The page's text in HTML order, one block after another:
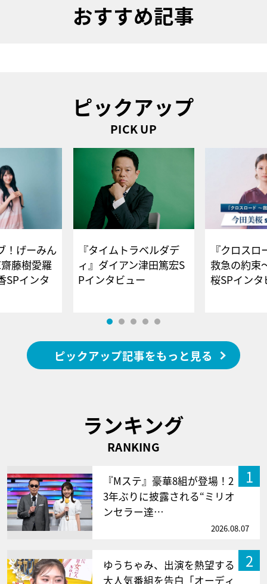
おすすめ記事
ピックアップ
PICK UP
！げーみん
藤樹愛羅
SPインタ
『タイムトラベルダデ
ィ』ダイアン津田篤宏S
Pインタビュー
『クロス
救急の約束
桜SPイ
ピックアップ記事をもっと見る
ランキング
RANKING
1
『Mステ』豪華8組が登場！2
3年ぶりに披露される“ミリオ
ンセラー達…
2026.08.07
2
ゆうちゃみ、出演を熱望する
大人気番組を告白「オーディ